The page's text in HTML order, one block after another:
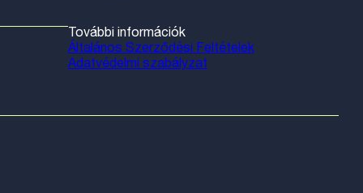
További információk
Általános Szerződési Feltételek
Adatvédelmi szabályzat